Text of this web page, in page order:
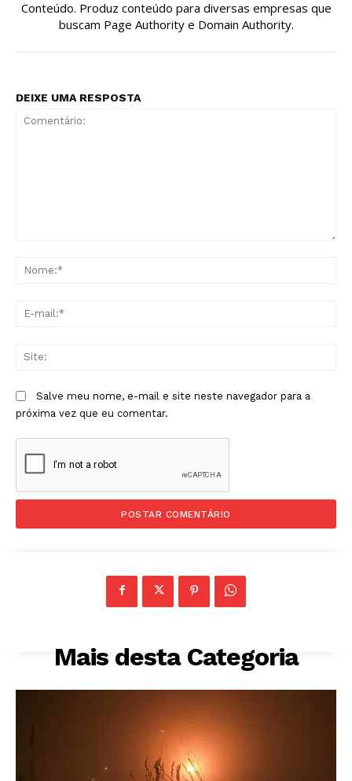
Conteúdo. Produz conteúdo para diversas empresas que
buscam Page Authority e Domain Authority.
DEIXE UMA RESPOSTA
Salve meu nome, e-mail e site neste navegador para a
próxima vez que eu comentar.
Mais desta Categoria